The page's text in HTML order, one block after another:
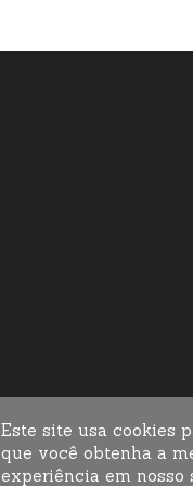
Este site usa cookies
que você obtenha a
experiência em nosso